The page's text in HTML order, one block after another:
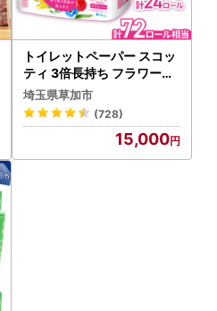
トイレットペーパー スコッ
ティ 3倍長持ち フラワーパ
ック 4ロール×6P
埼玉県草加市
(728)
15,000